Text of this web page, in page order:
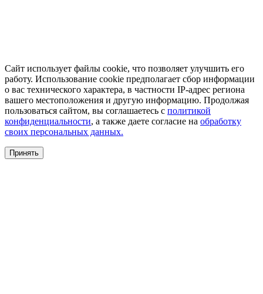
Сайт использует файлы cookie, что позволяет улучшить его
работу. Использование cookie предполагает сбор информации
о вас технического характера, в частности IP-адрес региона
вашего местоположения и другую информацию. Продолжая
пользоваться сайтом, вы соглашаетесь с политикой
конфиденциальности, а также даете согласие на обработку
своих персональных данных.
Принять